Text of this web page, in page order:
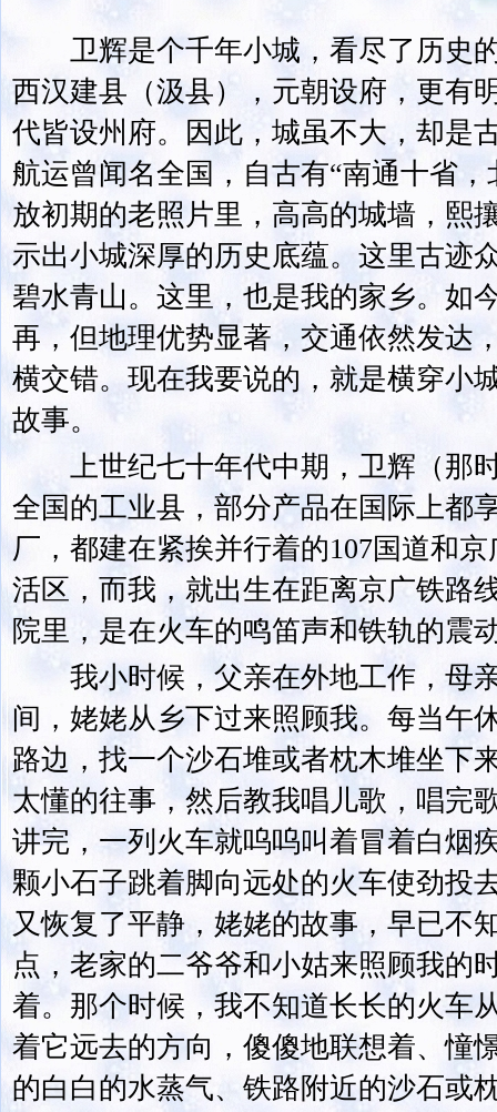
卫辉是个千年小城，看尽了历史
西汉建县（汲县），元朝设府，更有
代皆设州府。因此，城虽不大，却是
航运曾闻名全国，自古有“南通十省
放初期的老照片里，高高的城墙，熙
示出小城深厚的历史底蕴。这里古迹
碧水青山。这里，也是我的家乡。如
再，但地理优势显著，交通依然发达
横交错。现在我要说的，就是横穿小
故事。
上世纪七十年代中期，卫辉（那
全国的工业县，部分产品在国际上都
厂，都建在紧挨并行着的107国道和
活区，而我，就出生在距离京广铁路
院里，是在火车的鸣笛声和铁轨的震
我小时候，父亲在外地工作，母
间，姥姥从乡下过来照顾我。每当午
路边，找一个沙石堆或者枕木堆坐下
太懂的往事，然后教我唱儿歌，唱完
讲完，一列火车就呜呜叫着冒着白烟
颗小石子跳着脚向远处的火车使劲投
又恢复了平静，姥姥的故事，早已不
点，老家的二爷爷和小姑来照顾我的
着。那个时候，我不知道长长的火车
着它远去的方向，傻傻地联想着、憧
的白白的水蒸气、铁路附近的沙石或